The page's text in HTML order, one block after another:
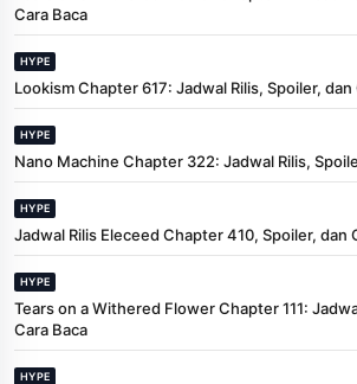
Cara Baca
HYPE
Lookism Chapter 617: Jadwal Rilis, Spoiler, dan
HYPE
Nano Machine Chapter 322: Jadwal Rilis,
HYPE
Jadwal Rilis Eleceed Chapter 410, Spoiler, dan
HYPE
Tears on a Withered Flower Chapter 111:
Cara Baca
HYPE